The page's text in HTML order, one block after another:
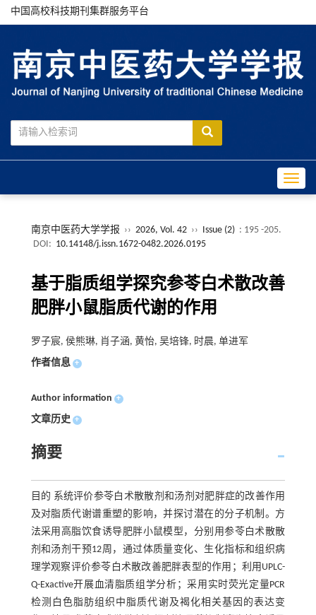
中国高校科技期刊集群服务平台
南京中医药大学学报 ›› 2026, Vol. 42 ›› Issue (2) : 195 -205.
DOI: 10.14148/j.issn.1672-0482.2026.0195
基于脂质组学探究参苓白术散改善
肥胖小鼠脂质代谢的作用
罗子宸, 侯熊琳, 肖子涵, 黄怡, 吴培锋, 时晨, 单进军
作者信息 +
Author information +
文章历史 +
摘要
目的 系统评价参苓白术散散剂和汤剂对肥胖症的改善作用
及对脂质代谢谱重塑的影响，并探讨潜在的分子机制。方
法采用高脂饮食诱导肥胖小鼠模型，分别用参苓白术散散
剂和汤剂干预12周，通过体质量变化、生化指标和组织病
理学观察评价参苓白术散改善肥胖表型的作用；利用UPLC-
Q-Exactive开展血清脂质组学分析；采用实时荧光定量PCR
检测白色脂肪组织中脂质代谢及褐化相关基因的表达变